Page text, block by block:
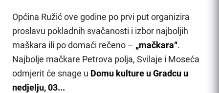
Općina Ružić ove godine po prvi put organizira
proslavu pokladnih svačanosti i izbor najboljih
maškara ili po domaći rečeno – „mačkara“.
Najbolje mačkare Petrova polja, Svilaje i Moseća
odmjerit će snage u Domu kulture u Gradcu u
nedjelju, 03...